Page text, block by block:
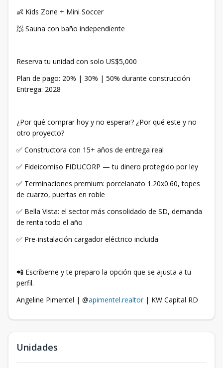
👶 Kids Zone + Mini Soccer
🧖 Sauna con baño independiente
Reserva tu unidad con solo US$5,000
Plan de pago: 20% | 30% | 50% durante construcción
Entrega: 2028
¿Por qué comprar hoy y no esperar? ¿Por qué este y no
otro proyecto?
✅ Constructora con 15+ años de entrega real
✅ Fideicomiso FIDUCORP — tu dinero protegido por ley
✅ Terminaciones premium: porcelanato 1.20x0.60, topes
de cuarzo, puertas en roble
✅ Bella Vista: el sector más consolidado de SD, demanda
de renta todo el año
✅ Pre-instalación cargador eléctrico incluida
📲 Escríbeme y te preparo la opción que se ajusta a tu
perfil.
Angeline Pimentel | @apimentel.realtor | KW Capital RD
Unidades